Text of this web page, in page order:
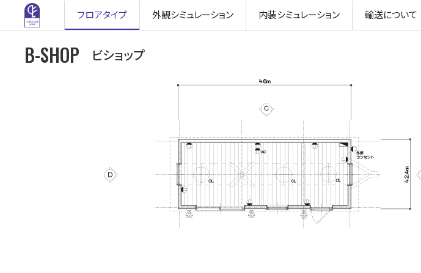
フロアタイプ 外観シミュレーション 内装シミュレーション 輸送について
B-SHOP ビショップ